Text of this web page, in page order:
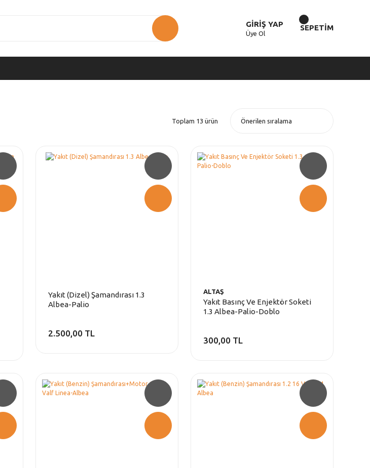
GİRİŞ YAP
Üye Ol
SEPETİM
Toplam 13 ürün
Yakıt (Dizel) Şamandırası 1.3
Albea-Palio
2.500,00 TL
ALTAŞ
Yakıt Basınç Ve Enjektör Soketi
1.3 Albea-Palio-Doblo
300,00 TL